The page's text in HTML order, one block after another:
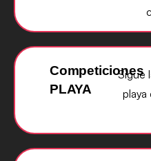
Competiciones
PLAYA
Sigue